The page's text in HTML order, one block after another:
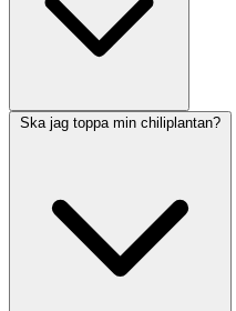
Ska jag toppa min chiliplantan?